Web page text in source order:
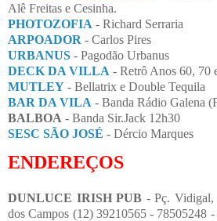
Alê Freitas e Cesinha.
PHOTOZOFIA - Richard Serraria
ARPOADOR - Carlos Pires
URBANUS - Pagodão Urbanus
DECK DA VILLA - Retrô Anos 60, 70
MUTLEY - Bellatrix e Double Tequila
BAR DA VILA - Banda Rádio Galena
BALBOA - Banda Sir.Jack 12h30
SESC SÃO JOSÉ - Dércio Marques
ENDEREÇOS
DUNLUCE IRISH PUB - Pç. Vidigal,
dos Campos (12) 39210565 - 78505248